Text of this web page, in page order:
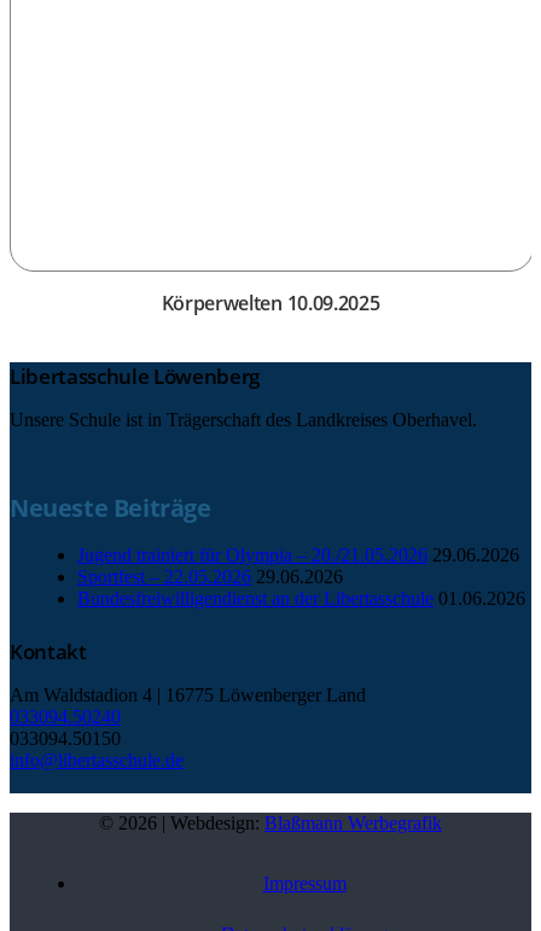
Körperwelten 10.09.2025
Libertasschule Löwenberg
Unsere Schule ist in Trägerschaft des Landkreises Oberhavel.
Neueste Beiträge
Jugend trainiert für Olympia – 20./21.05.2026 29.06.2026
Sportfest – 22.05.2026 29.06.2026
Bundesfreiwilligendienst an der Libertasschule 01.06.2026
Kontakt
Am Waldstadion 4 | 16775 Löwenberger Land
033094.50240
033094.50150
info@libertasschule.de
© 2026 | Webdesign: Blaßmann Werbegrafik
Impressum